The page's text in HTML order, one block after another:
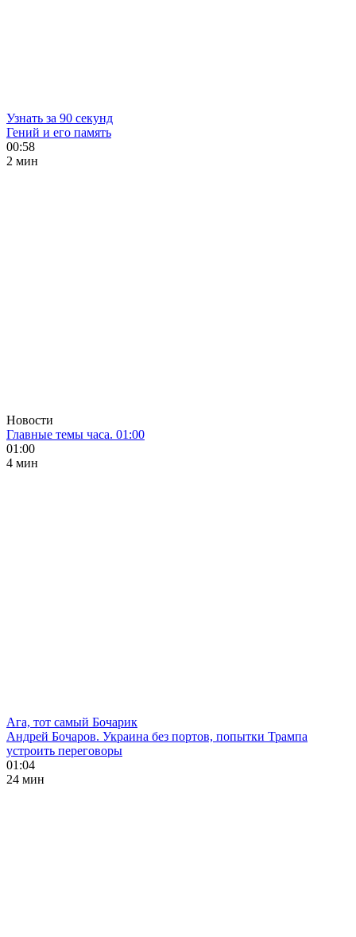
Узнать за 90 секунд
Гений и его память
00:58
2 мин
Новости
Главные темы часа. 01:00
01:00
4 мин
Ага, тот самый Бочарик
Андрей Бочаров. Украина без портов, попытки Трампа
устроить переговоры
01:04
24 мин